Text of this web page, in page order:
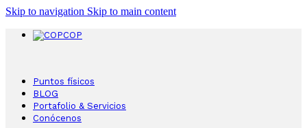
Skip to navigation Skip to main content
COP
Puntos físicos
BLOG
Portafolio & Servicios
Conócenos